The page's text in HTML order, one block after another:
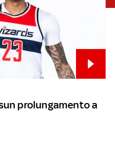
prolungamento a